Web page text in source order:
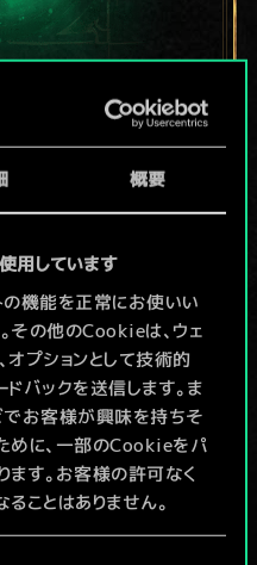
概要
用しています
機能を正常にお使いい
その他のCookieは、ウェ
プションとして技術的
バックを送信します。ま
でお客様が興味を持ちそ
めに、一部のCookieをパ
ます。お客様の許可なく
ことはありません。
これし
キがあ
が、
中！
イドを作成
編集